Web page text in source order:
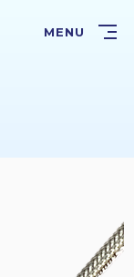
MENU